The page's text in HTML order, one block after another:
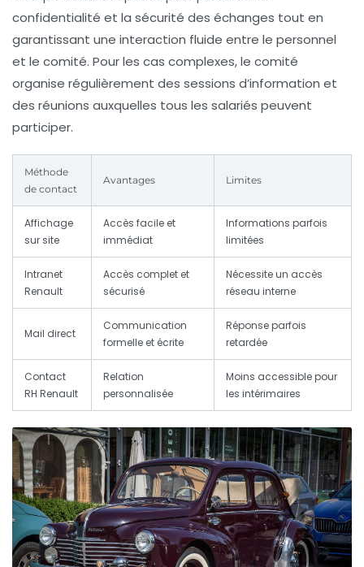
confidentialité et la sécurité des échanges tout en
garantissant une interaction fluide entre le personnel
et le comité. Pour les cas complexes, le comité
organise régulièrement des sessions d’information et
des réunions auxquelles tous les salariés peuvent
participer.
Méthode
de contact
Avantages Limites
Affichage
sur site
Accès facile et
immédiat
Informations parfois
limitées
Intranet
Renault
Accès complet et
sécurisé
Nécessite un accès
réseau interne
Mail direct
Communication
formelle et écrite
Réponse parfois
retardée
Contact
RH Renault
Relation
personnalisée
Moins accessible pour
les intérimaires